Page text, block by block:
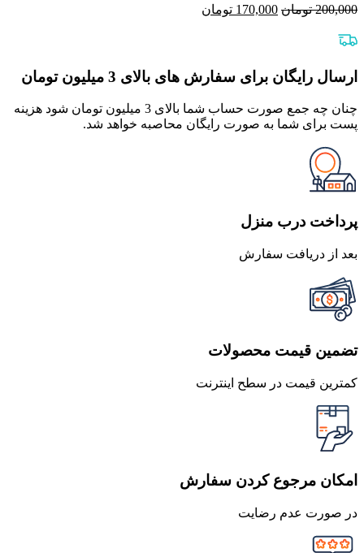
200,000 تومان قیمت
170,000 تومان
ارسال رایگان برای سفارش های بالای 3 میلیون تومان
چنان چه جمع صورت حساب شما بالای 3 میلیون تومان شود هزینه
پست برای شما به صورت رایگان محاصبه خواهد شد.
پرداخت درب منزل
بعد از دریافت سفارش
تضمین قیمت محصولات
کمترین قیمت در سطح اینترنت
امکان مرجوع کردن سفارش
در صورت عدم رضایت